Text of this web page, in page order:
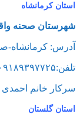
استان کرمانشاه
شهرستان صحنه
آدرس: کرمانشاه-
تلفن:۰۹۱۸۹۳۹۷۷۲۵
سرکار خانم احمدی
استان گلستان